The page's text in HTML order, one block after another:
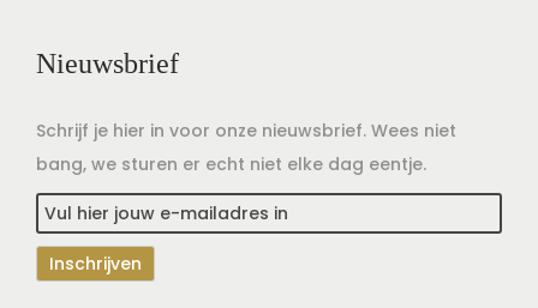
Nieuwsbrief
Schrijf je hier in voor onze nieuwsbrief. Wees niet
bang, we sturen er echt niet elke dag eentje.